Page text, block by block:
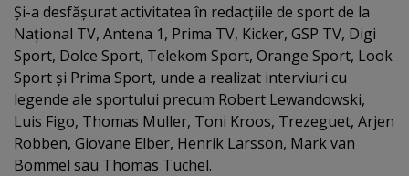
Şi-a desfăşurat activitatea în redacţiile de sport de la
Naţional TV, Antena 1, Prima TV, Kicker, GSP TV, Digi
Sport, Dolce Sport, Telekom Sport, Orange Sport, Look
Sport şi Prima Sport, unde a realizat interviuri cu
legende ale sportului precum Robert Lewandowski,
Luis Figo, Thomas Muller, Toni Kroos, Trezeguet, Arjen
Robben, Giovane Elber, Henrik Larsson, Mark van
Bommel sau Thomas Tuchel.